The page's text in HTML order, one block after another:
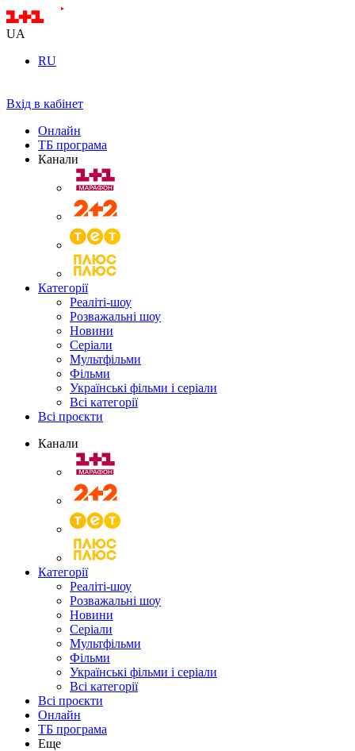
UA
RU
Вхід в кабінет
Онлайн
ТБ програма
Канали
Категорії
Реаліті-шоу
Розважальні шоу
Новини
Серіали
Мультфільми
Фільми
Українські фільми і серіали
Всі категорії
Всі проєкти
Канали
Категорії
Реаліті-шоу
Розважальні шоу
Новини
Серіали
Мультфільми
Фільми
Українські фільми і серіали
Всі категорії
Всі проєкти
Онлайн
ТБ програма
Еще